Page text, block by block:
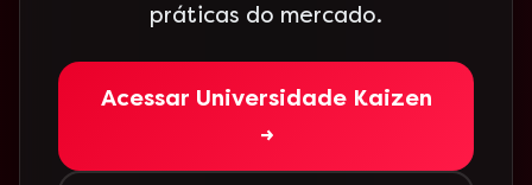
práticas do mercado.
Acessar Universidade Kaizen
→